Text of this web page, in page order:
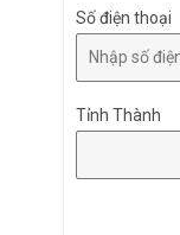
Số điện thoại
Tỉnh Thành